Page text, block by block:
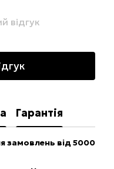
відгук
Гарантія
замовлень від 5000